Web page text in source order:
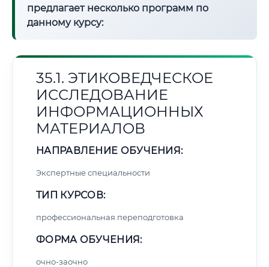
предлагает несколько программ по
данному курсу:
35.1. ЭТИКОВЕДЧЕСКОЕ
ИССЛЕДОВАНИЕ
ИНФОРМАЦИОННЫХ
МАТЕРИАЛОВ
НАПРАВЛЕНИЕ ОБУЧЕНИЯ:
Экспертные специальности
ТИП КУРСОВ:
профессиональная переподготовка
ФОРМА ОБУЧЕНИЯ:
очно-заочно